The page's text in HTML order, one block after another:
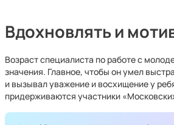
Вдохновлять и
Возраст специалиста по работе с
значения. Главное, чтобы он умел
и вызывал уважение и восхищение у
придерживаются участники